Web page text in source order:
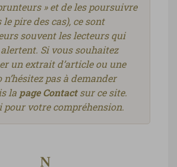
» et de les poursuivre
le pire des cas), ce sont
souvent les lecteurs qui
Si vous souhaitez
un extrait d’article ou une
n’hésitez pas à demander
la page Contactsur ce site.
pour votre compréhension.